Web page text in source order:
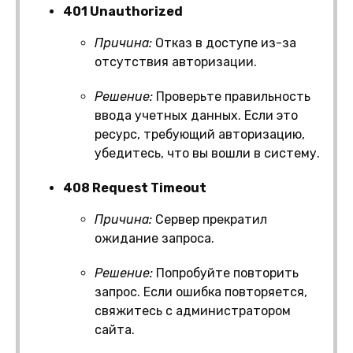
401 Unauthorized
Причина: Отказ в доступе из-за
отсутствия авторизации.
Решение: Проверьте правильность
ввода учетных данных. Если это
ресурс, требующий авторизацию,
убедитесь, что вы вошли в систему.
408 Request Timeout
Причина: Сервер прекратил
ожидание запроса.
Решение: Попробуйте повторить
запрос. Если ошибка повторяется,
свяжитесь с администратором
сайта.